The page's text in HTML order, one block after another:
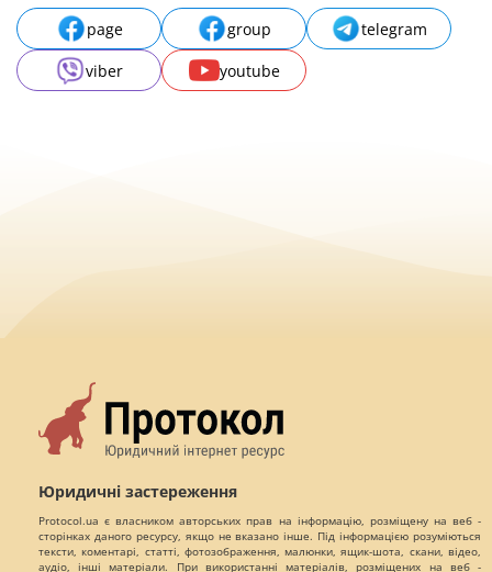
page group
telegram
viber
youtube
Юридичні застереження
Protocol.ua є власником авторських прав на інформацію, розміщену на веб -
сторінках даного ресурсу, якщо не вказано інше. Під інформацією розуміються
тексти, коментарі, статті, фотозображення, малюнки, ящик-шота, скани, відео,
аудіо, інші матеріали. При використанні матеріалів, розміщених на веб -